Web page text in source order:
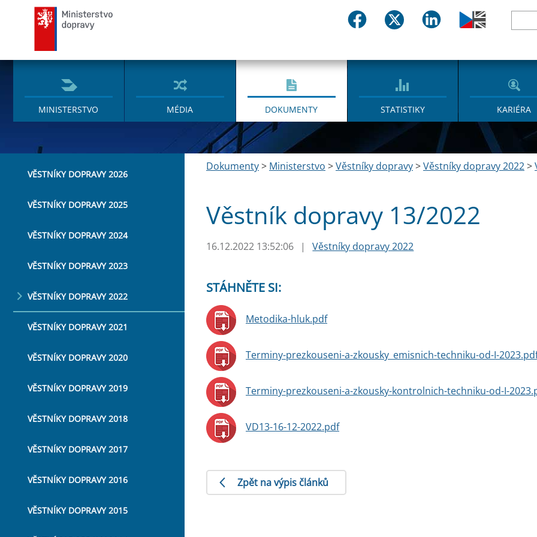
MINISTERSTVO MÉDIA DOKUMENTY STATISTIKY KARIÉRA
VĚSTNÍKY DOPRAVY 2026
VĚSTNÍKY DOPRAVY 2025
VĚSTNÍKY DOPRAVY 2024
VĚSTNÍKY DOPRAVY 2023
VĚSTNÍKY DOPRAVY 2022
VĚSTNÍKY DOPRAVY 2021
VĚSTNÍKY DOPRAVY 2020
VĚSTNÍKY DOPRAVY 2019
VĚSTNÍKY DOPRAVY 2018
VĚSTNÍKY DOPRAVY 2017
VĚSTNÍKY DOPRAVY 2016
VĚSTNÍKY DOPRAVY 2015
Dokumenty> Ministerstvo >Věstníky dopravy>Věstníky dopravy 2022>
Věstník dopravy 13/2022
16.12.2022 13:52:06 | Věstníky dopravy 2022
STÁHNĚTE SI:
Metodika-hluk.pdf
Terminy-prezkouseni-a-zkousky_emisnich-techniku-od-I-
Terminy-prezkouseni-a-zkousky-kontrolnich-techniku-od-I-
VD13-16-12-2022.pdf
Zpět na výpis článků